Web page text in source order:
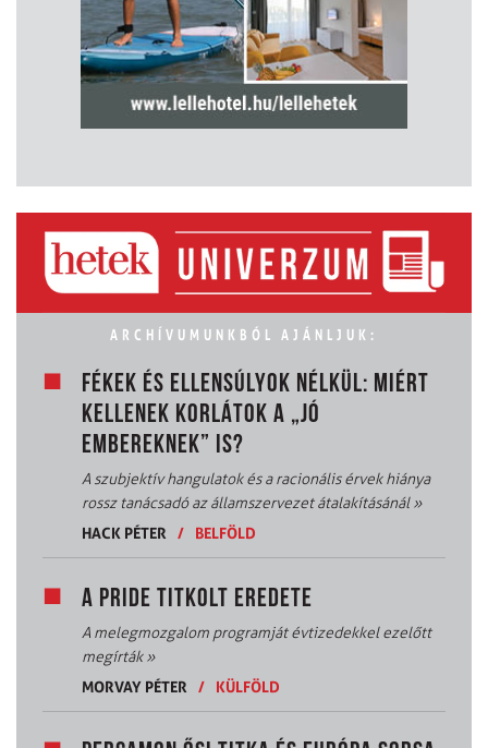
ARCHÍVUMUNKBÓL AJÁNLJUK:
FÉKEK ÉS ELLENSÚLYOK NÉLKÜL: MIÉRT
KELLENEK KORLÁTOK A „JÓ
EMBEREKNEK” IS?
A szubjektív hangulatok és a racionális érvek hiánya
rossz tanácsadó az államszervezet átalakításánál»
HACK PÉTER
/ BELFÖLD
A PRIDE TITKOLT EREDETE
A melegmozgalom programját évtizedekkel ezelőtt
megírták»
MORVAY PÉTER
/ KÜLFÖLD